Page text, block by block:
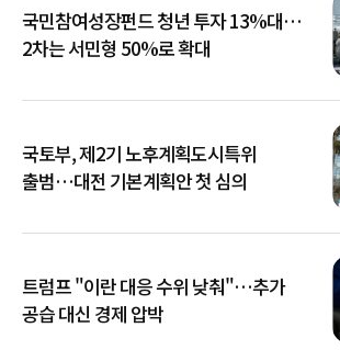
국민참여성장펀드 청년 투자 13%대…
2차는 서민형 50%로 확대
국토부, 제2기 노후계획도시특위
출범…대전 기본계획안 첫 심의
트럼프 "이란 대응 수위 낮춰"…추가
공습 대신 경제 압박